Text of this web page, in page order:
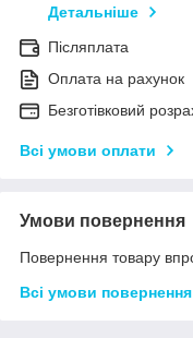
Детальніше
Післяплата
Оплата на рахунок
Безготівковий
Всі умови оплати
Умови повернення
Повернення товару
Всі умови повернення